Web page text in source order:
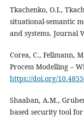
Tkachenko, O.I.,
situational-semantic
and systems. Journal
Corea, C., Fellmann,
Process Modelling –
https://doi.org/
Shaaban, A.M.,
based security tool